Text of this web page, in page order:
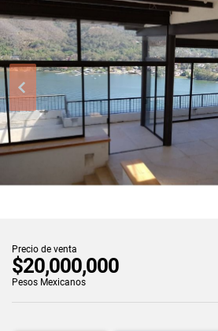
Precio de venta
$20,000,000
Pesos Mexicanos